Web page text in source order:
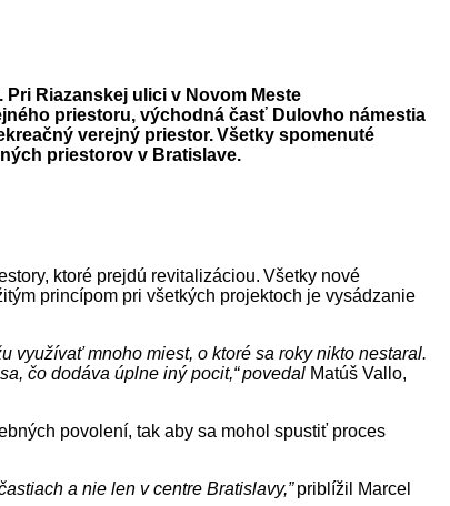
Riazanskej ulici v Novom Meste
priestoru, východná časť Dulovho námestia
verejný priestor. Všetky spomenuté
priestorov v Bratislave.
ktoré prejdú revitalizáciou. Všetky nové
princípom pri všetkých projektoch je vysádzanie
využívať mnoho miest, o ktoré sa roky nikto nestaral.
čo dodáva úplne iný pocit,“ povedal Matúš Vallo,
povolení, tak aby sa mohol spustiť proces
a nie len v centre Bratislavy,”priblížil Marcel